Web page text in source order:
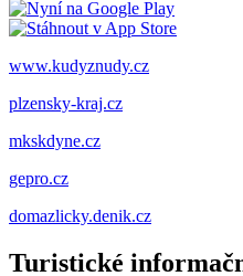
www.kudyznudy.cz
plzensky-kraj.cz
mkskdyne.cz
gepro.cz
domazlicky.denik.cz
Turistické